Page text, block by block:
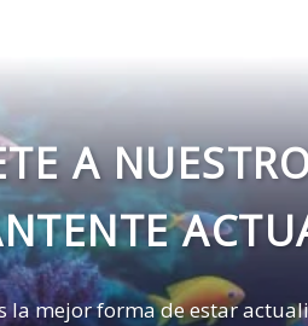
A
la mejor forma de estar